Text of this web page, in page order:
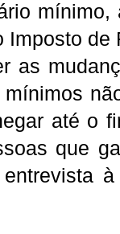
Imposto de
as
até o
que